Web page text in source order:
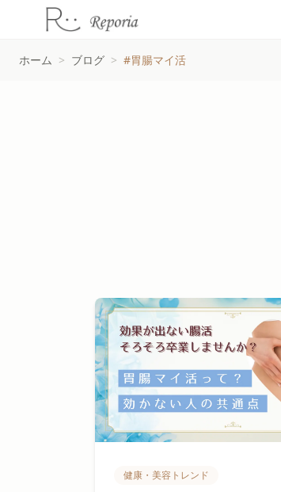
ホーム > ブログ > #胃腸マイ活
#胃腸マイ活タグの記事一覧
健康・美容トレンド